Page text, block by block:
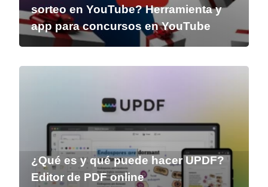
sorteo en YouTube? Herramienta y
app para concursos en YouTube
¿Qué es y qué puede hacer UPDF?
Editor de PDF online